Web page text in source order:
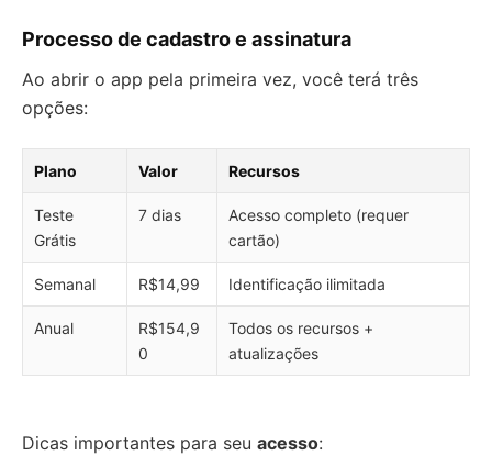
Processo de cadastro e assinatura
Ao abrir o app pela primeira vez, você terá três
opções:
Plano Valor Recursos
Teste
Grátis
7 dias
Acesso completo (requer
cartão)
Semanal R$14,99 Identificação ilimitada
Anual
R$154,9
0
Todos os recursos +
atualizações
Dicas importantes para seu acesso: